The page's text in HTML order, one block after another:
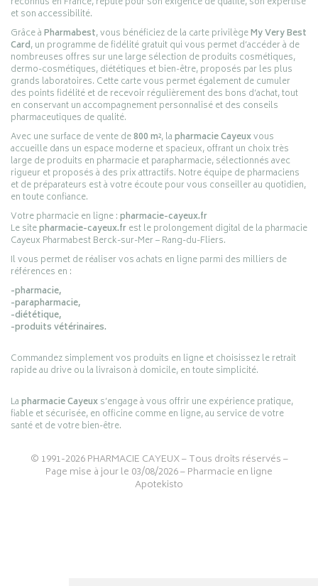
et son accessibilité.
Grâce àPharmabest, vous bénéficiez de la carte privilègeMy Very Best
Card, un programme de fidélité gratuit qui vous permet d’accéder à de
nombreuses offres sur une large sélection de produits cosmétiques,
dermo-cosmétiques, diététiques et bien-être, proposés par les plus
grands laboratoires. Cette carte vous permet également de cumuler
des points fidélité et de recevoir régulièrement des bons d’achat, tout
en conservant un accompagnement personnalisé et des conseils
pharmaceutiques de qualité.
Avec une surface de vente de800 m², lapharmacie Cayeuxvous
accueille dans un espace moderne et spacieux, offrant un choix très
large de produits en pharmacie et parapharmacie, sélectionnés avec
rigueur et proposés à des prix attractifs. Notre équipe de pharmaciens
et de préparateurs est à votre écoute pour vous conseiller au quotidien,
en toute confiance.
Votre pharmacie en ligne :pharmacie-cayeux.fr
Le sitepharmacie-cayeux.frest le prolongement digital de la pharmacie
Cayeux Pharmabest Berck-sur-Mer – Rang-du-Fliers.
Il vous permet de réaliser vos achats en ligne parmi des milliers de
références en :
-pharmacie,
-parapharmacie,
-diététique,
-produits vétérinaires.
Commandez simplement vos produits en ligne et choisissez le retrait
rapide au drive ou la livraison à domicile, en toute simplicité.
Lapharmacie Cayeuxs’engage à vous offrir une expérience pratique,
fiable et sécurisée, en officine comme en ligne, au service de votre
santé et de votre bien-être.
© 1991-2026PHARMACIE CAYEUX– Tous droits réservés –
Page mise à jour le 03/08/2026 –Pharmacie en ligne
Apotekisto